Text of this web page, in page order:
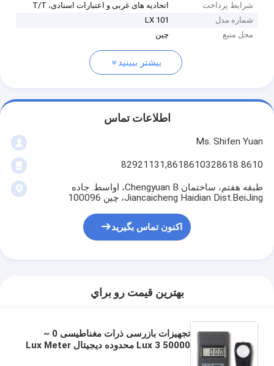
شرایط پرداخت
اتحادیه های غربی و اعتبارات اسنادی، T/T
شماره مدل
LX 101
محل منبع
چين
بیشتر ببینید
اطلاعات تماس
Ms. Shifen Yuan
8610 82921131,8618610328618
طبقه هفتم، ساختمان Chengyuan B، اواسط. جاده
Jiancaicheng Haidian Dist.BeiJing، چین 100096
اکنون تماس بگیرید
بهترين قيمت رو براي
تجهیزات بازرسی ذرات مغناطیسی 0 ~
50000 Lux 3 محدوده دیجیتال Lux Meter